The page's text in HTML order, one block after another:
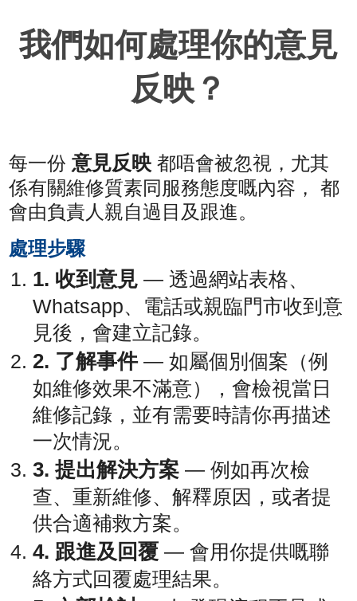
我們如何處理你的意見
反映？
每一份意見反映 都唔會被忽視，尤其
係有關維修質素同服務態度嘅內容， 都
會由負責人親自過目及跟進。
處理步驟
1. 收到意見 — 透過網站表格、
Whatsapp、電話或親臨門市收到意
見後，會建立記錄。
2. 了解事件— 如屬個別個案（例
如維修效果不滿意），會檢視當日
維修記錄，並有需要時請你再描述
一次情況。
3. 提出解決方案 — 例如再次檢
查、重新維修、解釋原因，或者提
供合適補救方案。
4. 跟進及回覆 — 會用你提供嘅聯
絡方式回覆處理結果。